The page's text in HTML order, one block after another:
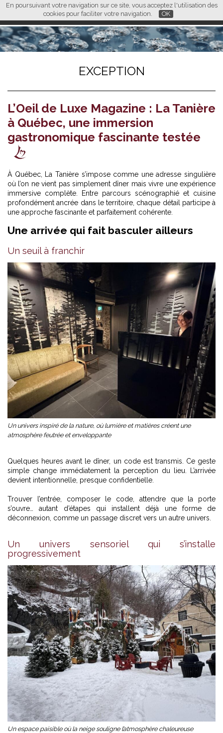
En poursuivant votre navigation sur ce site, vous acceptez l'utilisation des
cookies pour faciliter votre navigation.
OK
FR EN CN
L M
EXCEPTION
L’Oeil de Luxe Magazine : La Tanière
à Québec, une immersion
gastronomique fascinante testée
À Québec, La Tanière s’impose comme une adresse singulière
où l’on ne vient pas simplement dîner mais vivre une expérience
immersive complète. Entre parcours scénographié et cuisine
profondément ancrée dans le territoire, chaque détail participe à
une approche fascinante et parfaitement cohérente.
Une arrivée qui fait basculer ailleurs
Un seuil à franchir
Un univers inspiré de la nature, où lumière et matières créent une
atmosphère feutrée et enveloppante
Quelques heures avant le dîner, un code est transmis. Ce geste
simple change immédiatement la perception du lieu. L’arrivée
devient intentionnelle, presque confidentielle.
Trouver l’entrée, composer le code, attendre que la porte
s’ouvre… autant d’étapes qui installent déjà une forme de
déconnexion, comme un passage discret vers un autre univers.
Un univers sensoriel qui s’installe
progressivement
Un espace paisible où la neige souligne l’atmosphère chaleureuse